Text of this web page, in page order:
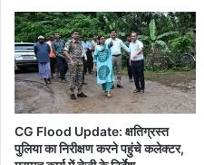
री
के
घ
र
से
सो
-
न
ज
लि
दे
ने
की
तै
या
रि
CG Flood Update: क्षतिग्रस्त
पुलिया का निरीक्षण करने पहुंचे कलेक्टर,